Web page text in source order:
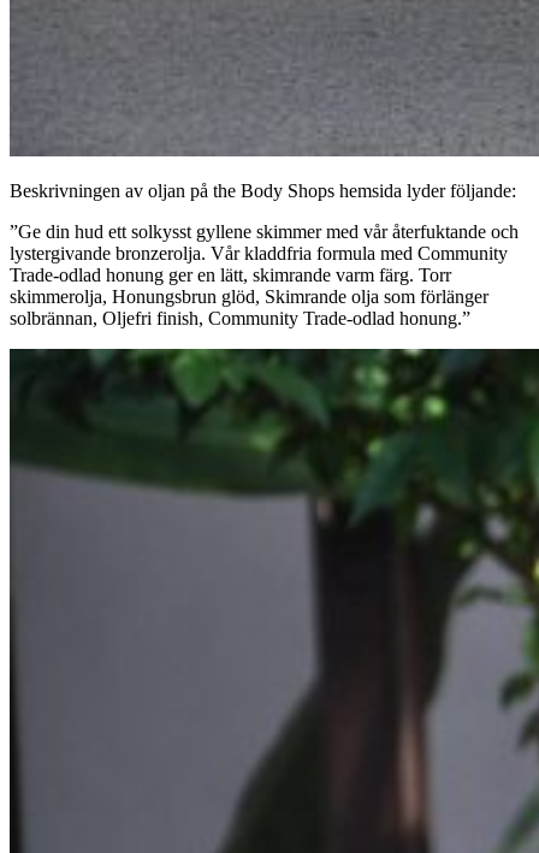
Beskrivningen av oljan på the Body Shops hemsida lyder följande:
”Ge din hud ett solkysst gyllene skimmer med vår återfuktande och
lystergivande bronzerolja. Vår kladdfria formula med Community
Trade-odlad honung ger en lätt, skimrande varm färg. Torr
skimmerolja, Honungsbrun glöd, Skimrande olja som förlänger
solbrännan, Oljefri finish, Community Trade-odlad honung.”